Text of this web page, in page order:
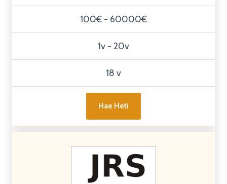
100€ - 60000€
1v - 20v
18 v
Hae Heti